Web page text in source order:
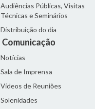
Audiências Públicas, Visitas
Técnicas e Seminários
Distribuição do dia
Comunicação
Notícias
Sala de Imprensa
Vídeos de Reuniões
Solenidades